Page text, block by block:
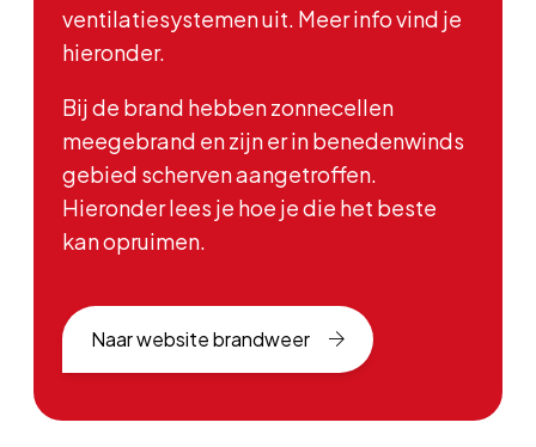
ventilatiesystemen uit. Meer info vind je
hieronder.
Bij de brand hebben zonnecellen
meegebrand en zijn er in benedenwinds
gebied scherven aangetroffen.
Hieronder lees je hoe je die het beste
kan opruimen.
Naar website brandweer